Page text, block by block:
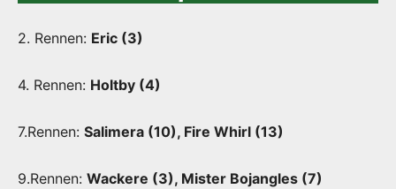
2. Rennen: Eric (3)
4. Rennen: Holtby (4)
7.Rennen: Salimera (10), Fire Whirl (13)
9.Rennen: Wackere (3), Mister Bojangles (7)